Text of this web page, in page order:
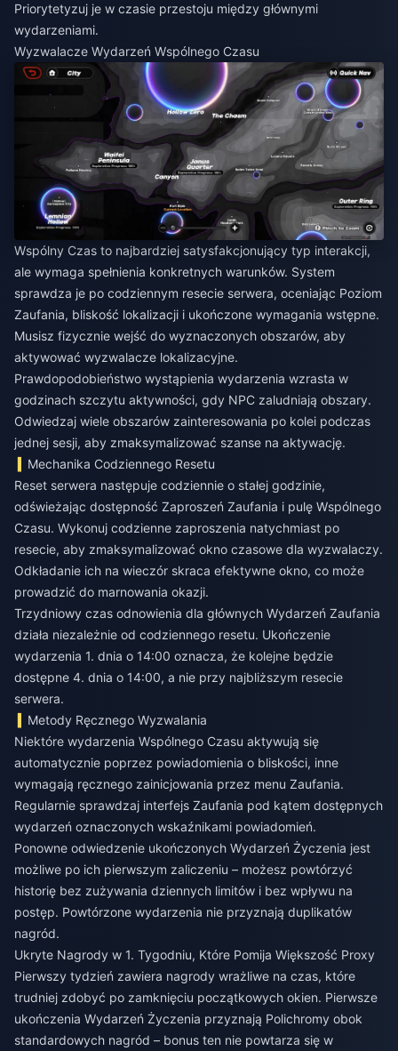
Priorytetyzuj je w czasie przestoju między głównymi
wydarzeniami.
Wyzwalacze Wydarzeń Wspólnego Czasu
Wspólny Czas to najbardziej satysfakcjonujący typ interakcji,
ale wymaga spełnienia konkretnych warunków. System
sprawdza je po codziennym resecie serwera, oceniając Poziom
Zaufania, bliskość lokalizacji i ukończone wymagania wstępne.
Musisz fizycznie wejść do wyznaczonych obszarów, aby
aktywować wyzwalacze lokalizacyjne.
Prawdopodobieństwo wystąpienia wydarzenia wzrasta w
godzinach szczytu aktywności, gdy NPC zaludniają obszary.
Odwiedzaj wiele obszarów zainteresowania po kolei podczas
jednej sesji, aby zmaksymalizować szanse na aktywację.
Mechanika Codziennego Resetu
Reset serwera następuje codziennie o stałej godzinie,
odświeżając dostępność Zaproszeń Zaufania i pulę Wspólnego
Czasu. Wykonuj codzienne zaproszenia natychmiast po
resecie, aby zmaksymalizować okno czasowe dla wyzwalaczy.
Odkładanie ich na wieczór skraca efektywne okno, co może
prowadzić do marnowania okazji.
Trzydniowy czas odnowienia dla głównych Wydarzeń Zaufania
działa niezależnie od codziennego resetu. Ukończenie
wydarzenia 1. dnia o 14:00 oznacza, że kolejne będzie
dostępne 4. dnia o 14:00, a nie przy najbliższym resecie
serwera.
Metody Ręcznego Wyzwalania
Niektóre wydarzenia Wspólnego Czasu aktywują się
automatycznie poprzez powiadomienia o bliskości, inne
wymagają ręcznego zainicjowania przez menu Zaufania.
Regularnie sprawdzaj interfejs Zaufania pod kątem dostępnych
wydarzeń oznaczonych wskaźnikami powiadomień.
Ponowne odwiedzenie ukończonych Wydarzeń Życzenia jest
możliwe po ich pierwszym zaliczeniu – możesz powtórzyć
historię bez zużywania dziennych limitów i bez wpływu na
postęp. Powtórzone wydarzenia nie przyznają duplikatów
nagród.
Ukryte Nagrody w 1. Tygodniu, Które Pomija Większość Proxy
Pierwszy tydzień zawiera nagrody wrażliwe na czas, które
trudniej zdobyć po zamknięciu początkowych okien. Pierwsze
ukończenia Wydarzeń Życzenia przyznają Polichromy obok
standardowych nagród – bonus ten nie powtarza się w